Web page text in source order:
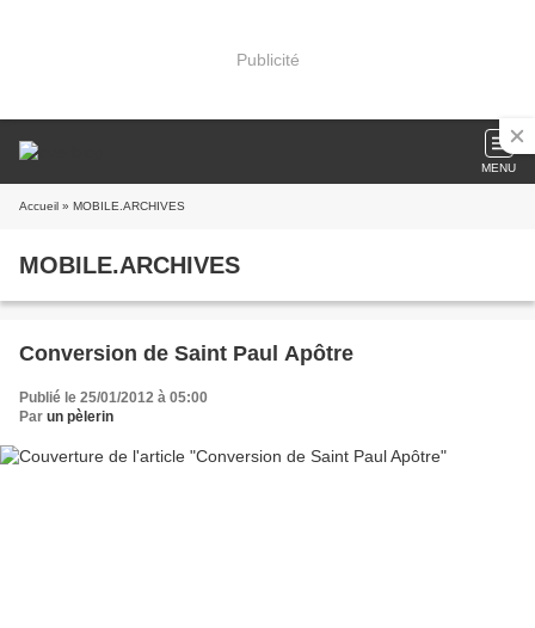
Publicité
MENU
Accueil » MOBILE.ARCHIVES
MOBILE.ARCHIVES
Conversion de Saint Paul Apôtre
Publié le 25/01/2012 à 05:00
Par un pèlerin